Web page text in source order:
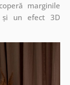
marginile
un efect 3D